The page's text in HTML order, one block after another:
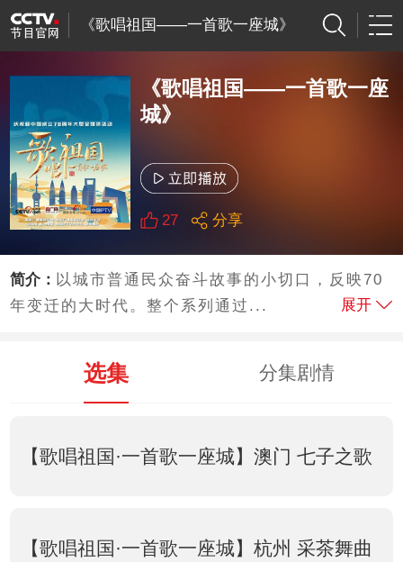
《歌唱祖国——一首歌一座城》
《歌唱祖国——一首歌一座
城》
27 分享
简介： 以城市普通民众奋斗故事的小切口，反映70
年变迁的大时代。整个系列通过...
展开
选集 分集剧情
【歌唱祖国·一首歌一座城】澳门 七子之歌
【歌唱祖国·一首歌一座城】杭州 采茶舞曲